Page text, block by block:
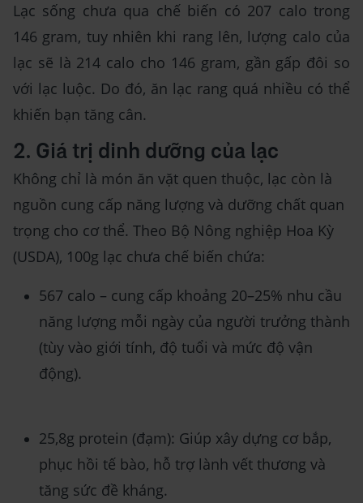
Lạc sống chưa qua chế biến có 207 calo trong
146 gram, tuy nhiên khi rang lên, lượng calo của
lạc sẽ là 214 calo cho 146 gram, gần gấp đôi so
với lạc luộc. Do đó, ăn lạc rang quá nhiều có thể
khiến bạn tăng cân.
2. Giá trị dinh dưỡng của lạc
Không chỉ là món ăn vặt quen thuộc, lạc còn là
nguồn cung cấp năng lượng và dưỡng chất quan
trọng cho cơ thể. Theo Bộ Nông nghiệp Hoa Kỳ
(USDA), 100g lạc chưa chế biến chứa:
567 calo – cung cấp khoảng 20–25% nhu cầu
năng lượng mỗi ngày của người trưởng thành
(tùy vào giới tính, độ tuổi và mức độ vận
động).
25,8g protein (đạm): Giúp xây dựng cơ bắp,
phục hồi tế bào, hỗ trợ lành vết thương và
tăng sức đề kháng.